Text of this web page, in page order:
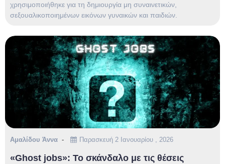
χρησιμοποιήθηκε για τη δημιουργία μη συναινετικών,
σεξουαλικοποιημένων εικόνων γυναικών και παιδιών.
Αμαλίδου Άννα Παρασκευή 2 Ιανουαρίου , 2026
«Ghost jobs»: Το σκάνδαλο με τις θέσεις